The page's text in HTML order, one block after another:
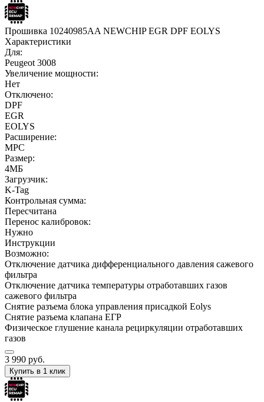
Прошивка 10240985AA NEWCHIP EGR DPF EOLYS
Характеристики
Для:
Peugeot 3008
Увеличение мощности:
Нет
Отключено:
DPF
EGR
EOLYS
Расширение:
MPC
Размер:
4МБ
Загрузчик:
K-Tag
Контрольная сумма:
Пересчитана
Перенос калибровок:
Нужно
Инструкции
Возможно:
Отключение датчика дифференциального давления сажевого
фильтра
Отключение датчика температуры отработавших газов
сажевого фильтра
Снятие разъема блока управления присадкой Eolys
Снятие разъема клапана ЕГР
Физическое глушение канала рециркуляции отработавших
газов
3 990 руб.
Купить в 1 клик